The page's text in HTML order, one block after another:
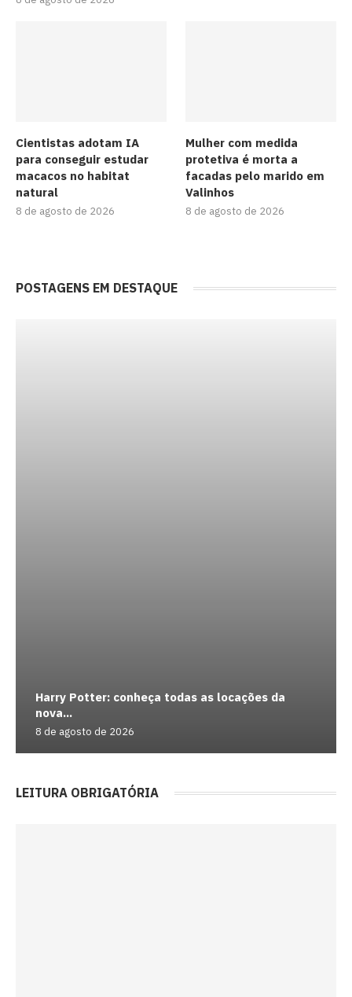
Cientistas adotam IA
para conseguir estudar
macacos no habitat
natural
8 de agosto de 2026
Mulher com medida
protetiva é morta a
facadas pelo marido em
Valinhos
8 de agosto de 2026
POSTAGENS EM DESTAQUE
Harry Potter: conheça todas as locações da
nova...
8 de agosto de 2026
LEITURA OBRIGATÓRIA